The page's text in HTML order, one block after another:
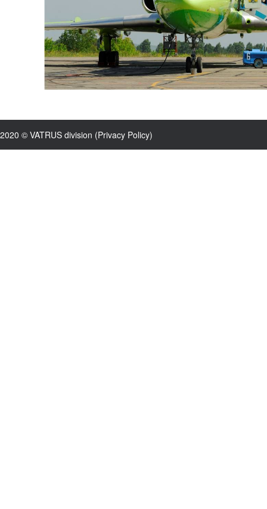
2020 © VATRUS division (Privacy Policy)